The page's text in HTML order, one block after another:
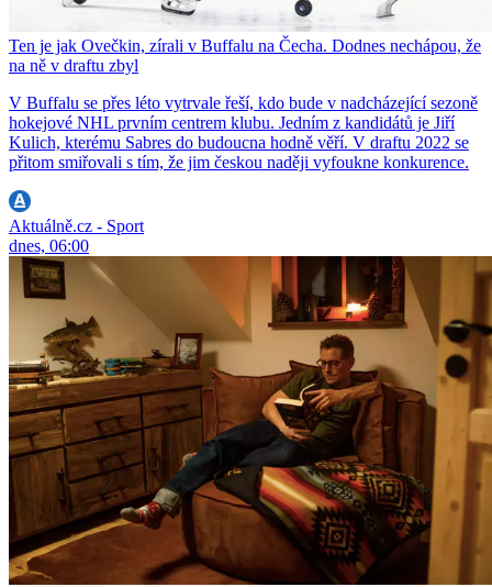
Ten je jak Ovečkin, zírali v Buffalu na Čecha. Dodnes nechápou, že
na ně v draftu zbyl
V Buffalu se přes léto vytrvale řeší, kdo bude v nadcházející sezoně
hokejové NHL prvním centrem klubu. Jedním z kandidátů je Jiří
Kulich, kterému Sabres do budoucna hodně věří. V draftu 2022 se
přitom smiřovali s tím, že jim českou naději vyfoukne konkurence.
Aktuálně.cz - Sport
dnes, 06:00